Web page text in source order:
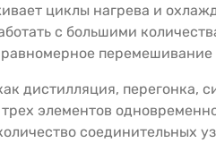
циклы нагрева и
с большими
дистилляция,
элементов
соединительных